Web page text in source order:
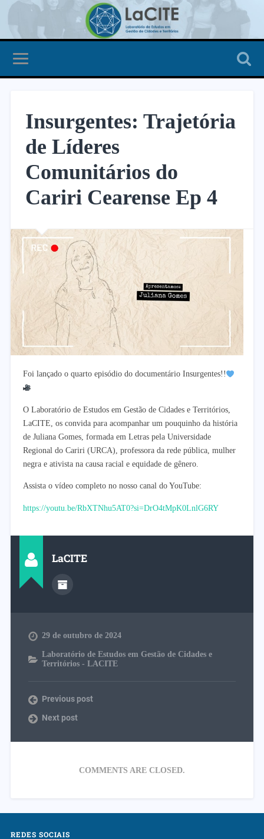
Insurgentes: Trajetória
de Líderes
Comunitários do
Cariri Cearense Ep 4
Foi lançado o quarto episódio do documentário Insurgentes!!
O Laboratório de Estudos em Gestão de Cidades e Territórios,
LaCITE, os convida para acompanhar um pouquinho da história
de Juliana Gomes, formada em Letras pela Universidade
Regional do Cariri (URCA), professora da rede pública, mulher
negra e ativista na causa racial e equidade de gênero.
Assista o vídeo completo no nosso canal do YouTube:
https://youtu.be/RbXTNhu5AT0?si=DrO4tMpK0LnlG6RY
LaCITE
29 de outubro de 2024
Laboratório de Estudos em Gestão de Cidades e
Territórios - LACITE
Previous post
Next post
COMMENTS ARE CLOSED.
REDES SOCIAIS